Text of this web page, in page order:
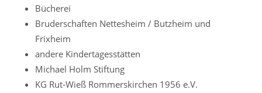
Bücherei
Bruderschaften Nettesheim / Butzheim und
Frixheim
andere Kindertagesstätten
Michael Holm Stiftung
KG Rut-Wieß Rommerskirchen 1956 e.V.